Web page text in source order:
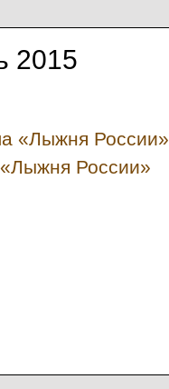
2015
«Лыжня России»
России»